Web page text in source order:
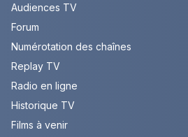
Audiences TV
Forum
Numérotation des chaînes
Replay TV
Radio en ligne
Historique TV
Films à venir